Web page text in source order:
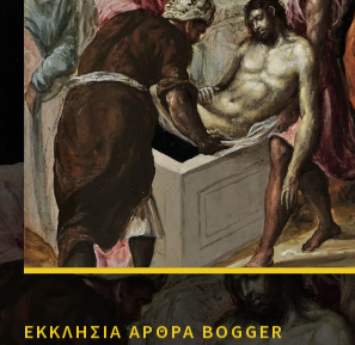
ΕΚΚΛΗΣΙΑ ΑΡΘΡΑ BOGGER